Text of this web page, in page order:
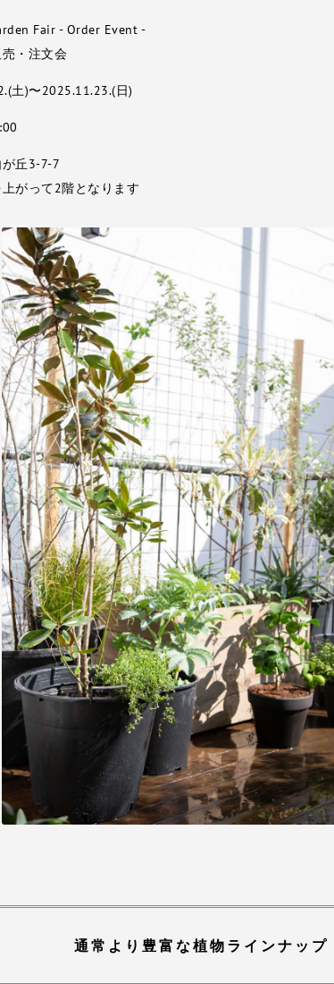
Fair - Order Event -
・注文会
土)〜2025.11.23.(日)
丘3-7-7
がって2階となります
通常より豊富な植物ラインナップ